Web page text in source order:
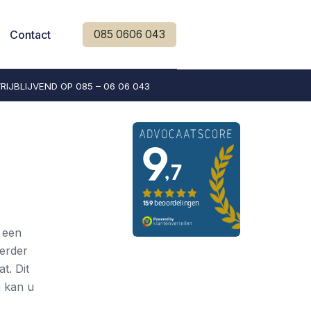
Contact 085 0606 043
OP 085 – 06 06 043
Dit
kan u